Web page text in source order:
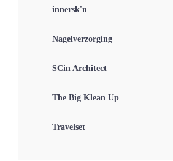
innersk'n
Nagelverzorging
SCin Architect
The Big Klean Up
Travelset